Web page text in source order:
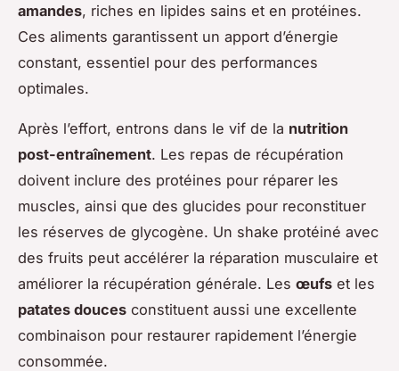
amandes, riches en lipides sains et en protéines.
Ces aliments garantissent un apport d’énergie
constant, essentiel pour des performances
optimales.
Après l’effort, entrons dans le vif de la nutrition
post-entraînement. Les repas de récupération
doivent inclure des protéines pour réparer les
muscles, ainsi que des glucides pour reconstituer
les réserves de glycogène. Un shake protéiné avec
des fruits peut accélérer la réparation musculaire et
améliorer la récupération générale. Les œufs et les
patates douces constituent aussi une excellente
combinaison pour restaurer rapidement l’énergie
consommée.